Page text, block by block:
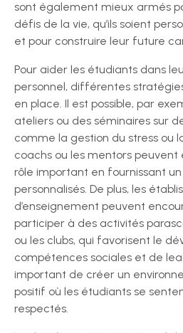
sont également mieux armés
défis de la vie, qu’ils soient
et pour construire leur future
Pour aider les étudiants dans
personnel, différentes
en place. Il est possible, par
ateliers ou des séminaires sur
comme la gestion du stress ou
coachs ou les mentors
rôle important en fournissant
personnalisés. De plus, les
d’enseignement peuvent
participer à des activités
ou les clubs, qui favorisent le
compétences sociales et de
important de créer un
positif où les étudiants se
respectés.